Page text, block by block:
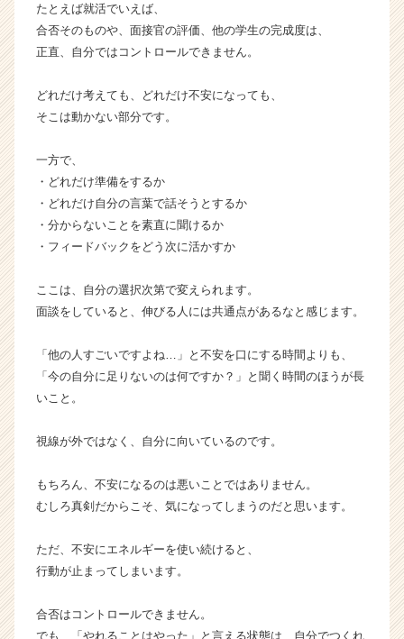
ア
（C
h
e
C
e
e
r）
たとえば就活でいえば、
合否そのものや、面接官の評価、他の学生の完成度は、
正直、自分ではコントロールできません。
どれだけ考えても、どれだけ不安になっても、
そこは動かない部分です。
一方で、
・どれだけ準備をするか
・どれだけ自分の言葉で話そうとするか
・分からないことを素直に聞けるか
・フィードバックをどう次に活かすか
ここは、自分の選択次第で変えられます。
面談をしていると、伸びる人には共通点があるなと感じます。
「他の人すごいですよね…」と不安を口にする時間よりも、
「今の自分に足りないのは何ですか？」と聞く時間のほうが長
いこと。
視線が外ではなく、自分に向いているのです。
もちろん、不安になるのは悪いことではありません。
むしろ真剣だからこそ、気になってしまうのだと思います。
ただ、不安にエネルギーを使い続けると、
行動が止まってしまいます。
合否はコントロールできません。
でも、「やれることはやった」と言える状態は、自分でつくれ